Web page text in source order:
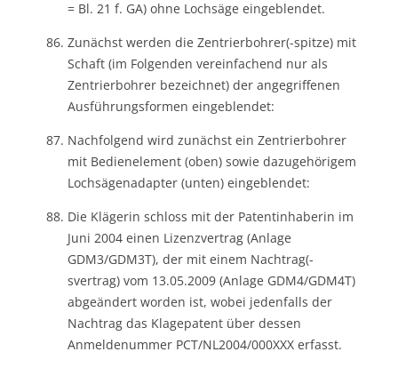
= Bl. 21 f. GA) ohne Lochsäge eingeblendet.
Zunächst werden die Zentrierbohrer(-spitze) mit
Schaft (im Folgenden vereinfachend nur als
Zentrierbohrer bezeichnet) der angegriffenen
Ausführungsformen eingeblendet:
Nachfolgend wird zunächst ein Zentrierbohrer
mit Bedienelement (oben) sowie dazugehörigem
Lochsägenadapter (unten) eingeblendet:
Die Klägerin schloss mit der Patentinhaberin im
Juni 2004 einen Lizenzvertrag (Anlage
GDM3/GDM3T), der mit einem Nachtrag(-
svertrag) vom 13.05.2009 (Anlage GDM4/GDM4T)
abgeändert worden ist, wobei jedenfalls der
Nachtrag das Klagepatent über dessen
Anmeldenummer PCT/NL2004/000XXX erfasst.